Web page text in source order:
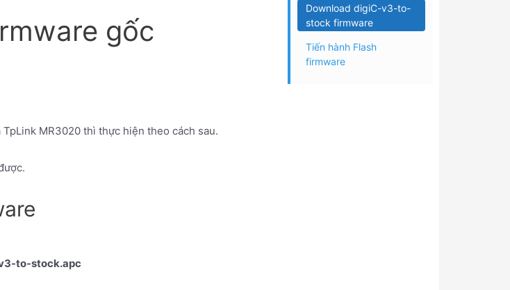
gốc
MR3020 thì thực hiện theo cách sau.
to-stock.apc
Download digiC-v3-to-
stock firmware
Tiến hành Flash
firmware